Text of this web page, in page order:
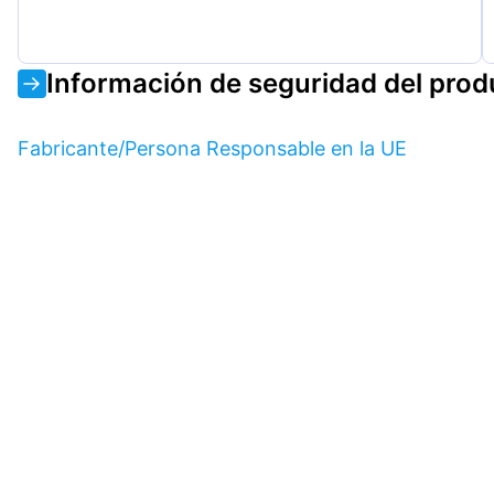
Información de seguridad del
Fabricante/Persona Responsable en la UE